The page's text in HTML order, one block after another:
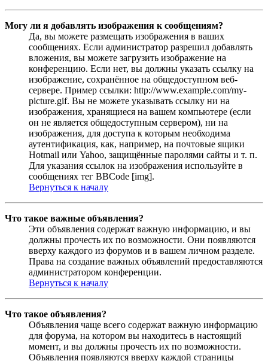
Могу ли я добавлять изображения к сообщениям?
Да, вы можете размещать изображения в ваших
сообщениях. Если администратор разрешил добавлять
вложения, вы можете загрузить изображение на
конференцию. Если нет, вы должны указать ссылку на
изображение, сохранённое на общедоступном веб-
сервере. Пример ссылки: http://www.example.com/my-
picture.gif. Вы не можете указывать ссылку ни на
изображения, хранящиеся на вашем компьютере (если
он не является общедоступным сервером), ни на
изображения, для доступа к которым необходима
аутентификация, как, например, на почтовые ящики
Hotmail или Yahoo, защищённые паролями сайты и т. п.
Для указания ссылок на изображения используйте в
сообщениях тег BBCode [img].
Вернуться к началу
Что такое важные объявления?
Эти объявления содержат важную информацию, и вы
должны прочесть их по возможности. Они появляются
вверху каждого из форумов и в вашем личном разделе.
Права на создание важных объявлений предоставляются
администратором конференции.
Вернуться к началу
Что такое объявления?
Объявления чаще всего содержат важную информацию
для форума, на котором вы находитесь в настоящий
момент, и вы должны прочесть их по возможности.
Объявления появляются вверху каждой страницы